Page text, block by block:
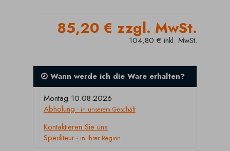
85,20 € zzgl. MwSt.
104,80 € inkl. MwSt.
Wann werde ich die Ware erhalten?
Montag 10.08.2026
Abholung - in unserem Geschäft
Kontaktieren Sie uns
Spediteur - in Ihrer Region